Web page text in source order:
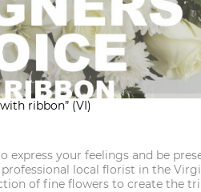
ribbon” (VI)
express your feelings and be
local florist in the
of fine flowers to create the